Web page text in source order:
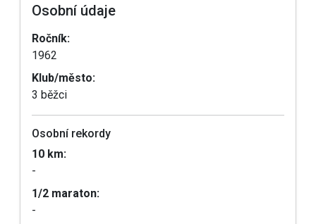
Osobní údaje
Ročník:
1962
Klub/město:
3 běžci
Osobní rekordy
10 km:
-
1/2 maraton:
-